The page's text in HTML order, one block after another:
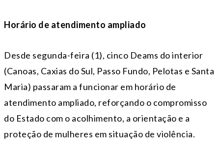
Horário de atendimento ampliado
Desde segunda-feira (1), cinco Deams do interior
(Canoas, Caxias do Sul, Passo Fundo, Pelotas e Santa
Maria) passaram a funcionar em horário de
atendimento ampliado, reforçando o compromisso
do Estado com o acolhimento, a orientação e a
proteção de mulheres em situação de violência.